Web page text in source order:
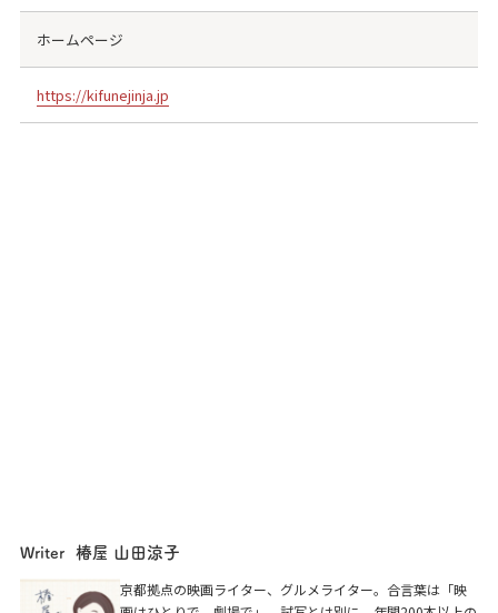
ホームページ
https://kifunejinja.jp
Writer 椿屋 山田涼子
京都拠点の映画ライター、グルメライター。合言葉は「映